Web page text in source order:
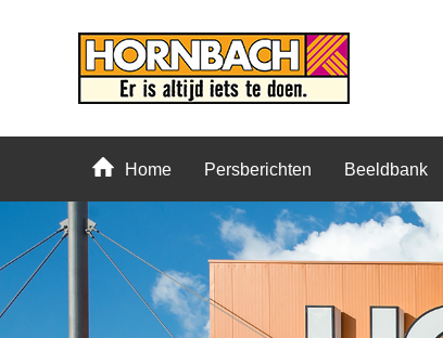
Home Persberichten Beeldbank